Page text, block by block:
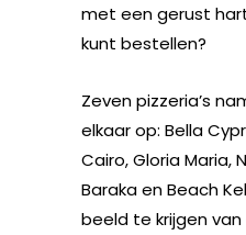
met een gerust
kunt bestellen?
Zeven pizzeria’s
elkaar op: Bella
Cairo, Gloria Maria,
Baraka en Beach
beeld te krijgen van